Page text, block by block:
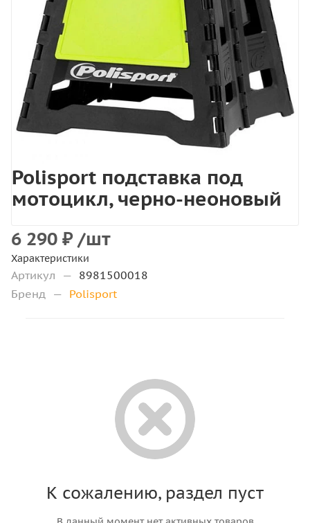
Polisport подставка под
мотоцикл, черно-неоновый
6 290 ₽ /шт
Характеристики
Артикул — 8981500018
Бренд — Polisport
К сожалению, раздел пуст